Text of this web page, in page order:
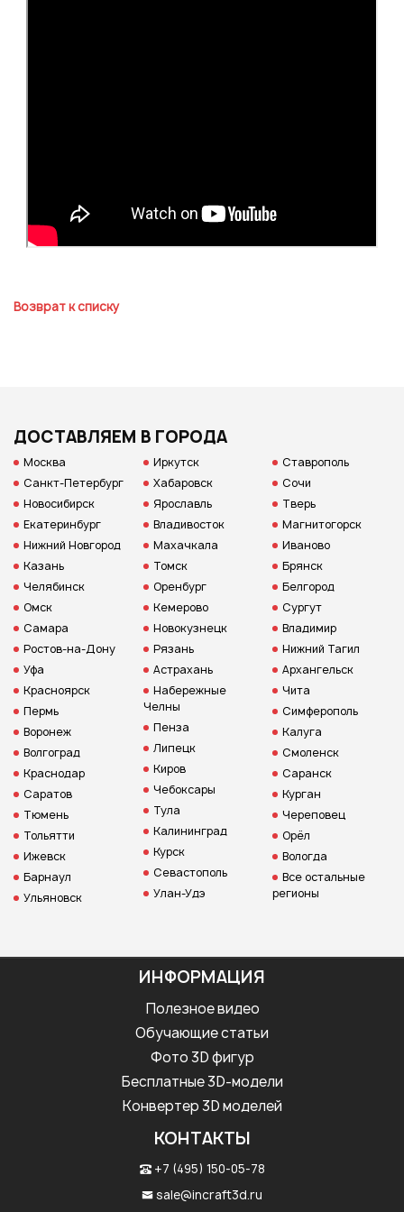
Возврат к списку
ДОСТАВЛЯЕМ В ГОРОДА
Москва
Санкт-Петербург
Новосибирск
Екатеринбург
Нижний Новгород
Казань
Челябинск
Омск
Самара
Ростов-на-Дону
Уфа
Красноярск
Пермь
Воронеж
Волгоград
Краснодар
Саратов
Тюмень
Тольятти
Ижевск
Барнаул
Ульяновск
Иркутск
Хабаровск
Ярославль
Владивосток
Махачкала
Томск
Оренбург
Кемерово
Новокузнецк
Рязань
Астрахань
Набережные
Челны
Пенза
Липецк
Киров
Чебоксары
Тула
Калининград
Курск
Севастополь
Улан-Удэ
Ставрополь
Сочи
Тверь
Магнитогорск
Иваново
Брянск
Белгород
Сургут
Владимир
Нижний Тагил
Архангельск
Чита
Симферополь
Калуга
Смоленск
Саранск
Курган
Череповец
Орёл
Вологда
Все остальные
регионы
ИНФОРМАЦИЯ
Полезное видео
Обучающие статьи
Фото 3D фигур
Бесплатные 3D-модели
Конвертер 3D моделей
КОНТАКТЫ
+7 (495) 150-05-78
sale@incraft3d.ru